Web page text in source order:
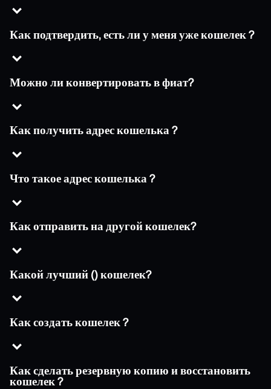
Как подтвердить, есть ли у меня уже кошелек ?
Можно ли конвертировать в фиат?
Как получить адрес кошелька ?
Что такое адрес кошелька ?
Как отправить на другой кошелек?
Какой лучший () кошелек?
Как создать кошелек ?
Как сделать резервную копию и восстановить
кошелек ?